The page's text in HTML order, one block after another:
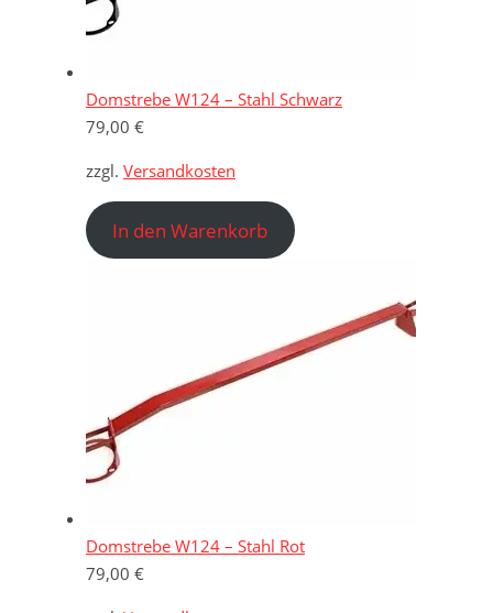
Domstrebe W124 – Stahl Schwarz
79,00 €
zzgl. Versandkosten
In den Warenkorb
Domstrebe W124 – Stahl Rot
79,00 €